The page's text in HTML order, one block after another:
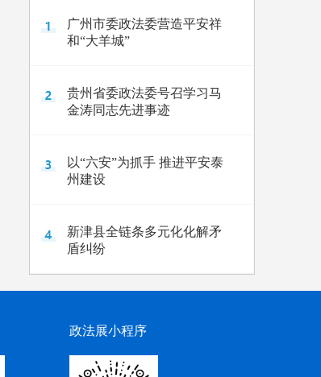
广州市委政法委营造平安祥
和“大羊城”
贵州省委政法委号召学习马
金涛同志先进事迹
以“六安”为抓手 推进平安泰
州建设
新津县全链条多元化化解矛
盾纠纷
政法展小程序